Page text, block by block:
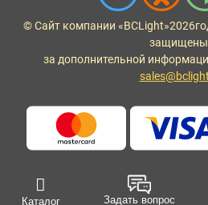
Каталог Задать вопрос
© Сайт компании «BCLight»2026
за дополнительной